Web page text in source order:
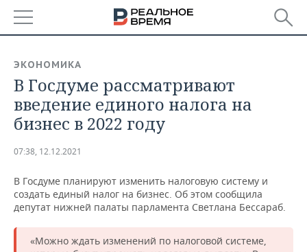
БАШКОРТОСТАН
ТАТАРСТАН
НОВОСТИ
АНАЛИТИКА
ДЕКЛАРАЦИИ О ДОХОДАХ
КОРОЛИ ГОСЗАКАЗА ПФО
ВУЗЫ ТАТАРСТАНА
НОВОСТИ ЭКОНОМИКИ
ФИНАНСЫ
БАНКИ
ПРОМЫШЛЕННОСТЬ
НОВОСТИ
ПРОМЫШЛЕННОСТИ
АГРОПРОМ
НЕДВИЖИМОСТЬ
НОВОСТИ НЕДВИЖИМОСТИ
АВТО
ЭКОНОМИКА
В Госдуме рассматривают
введение единого налога на
бизнес в 2022 году
07:38, 12.12.2021
В Госдуме планируют изменить налоговую систему и
создать единый налог на бизнес. Об этом сообщила
депутат нижней палаты парламента Светлана Бессараб.
«Можно ждать изменений по налоговой системе,